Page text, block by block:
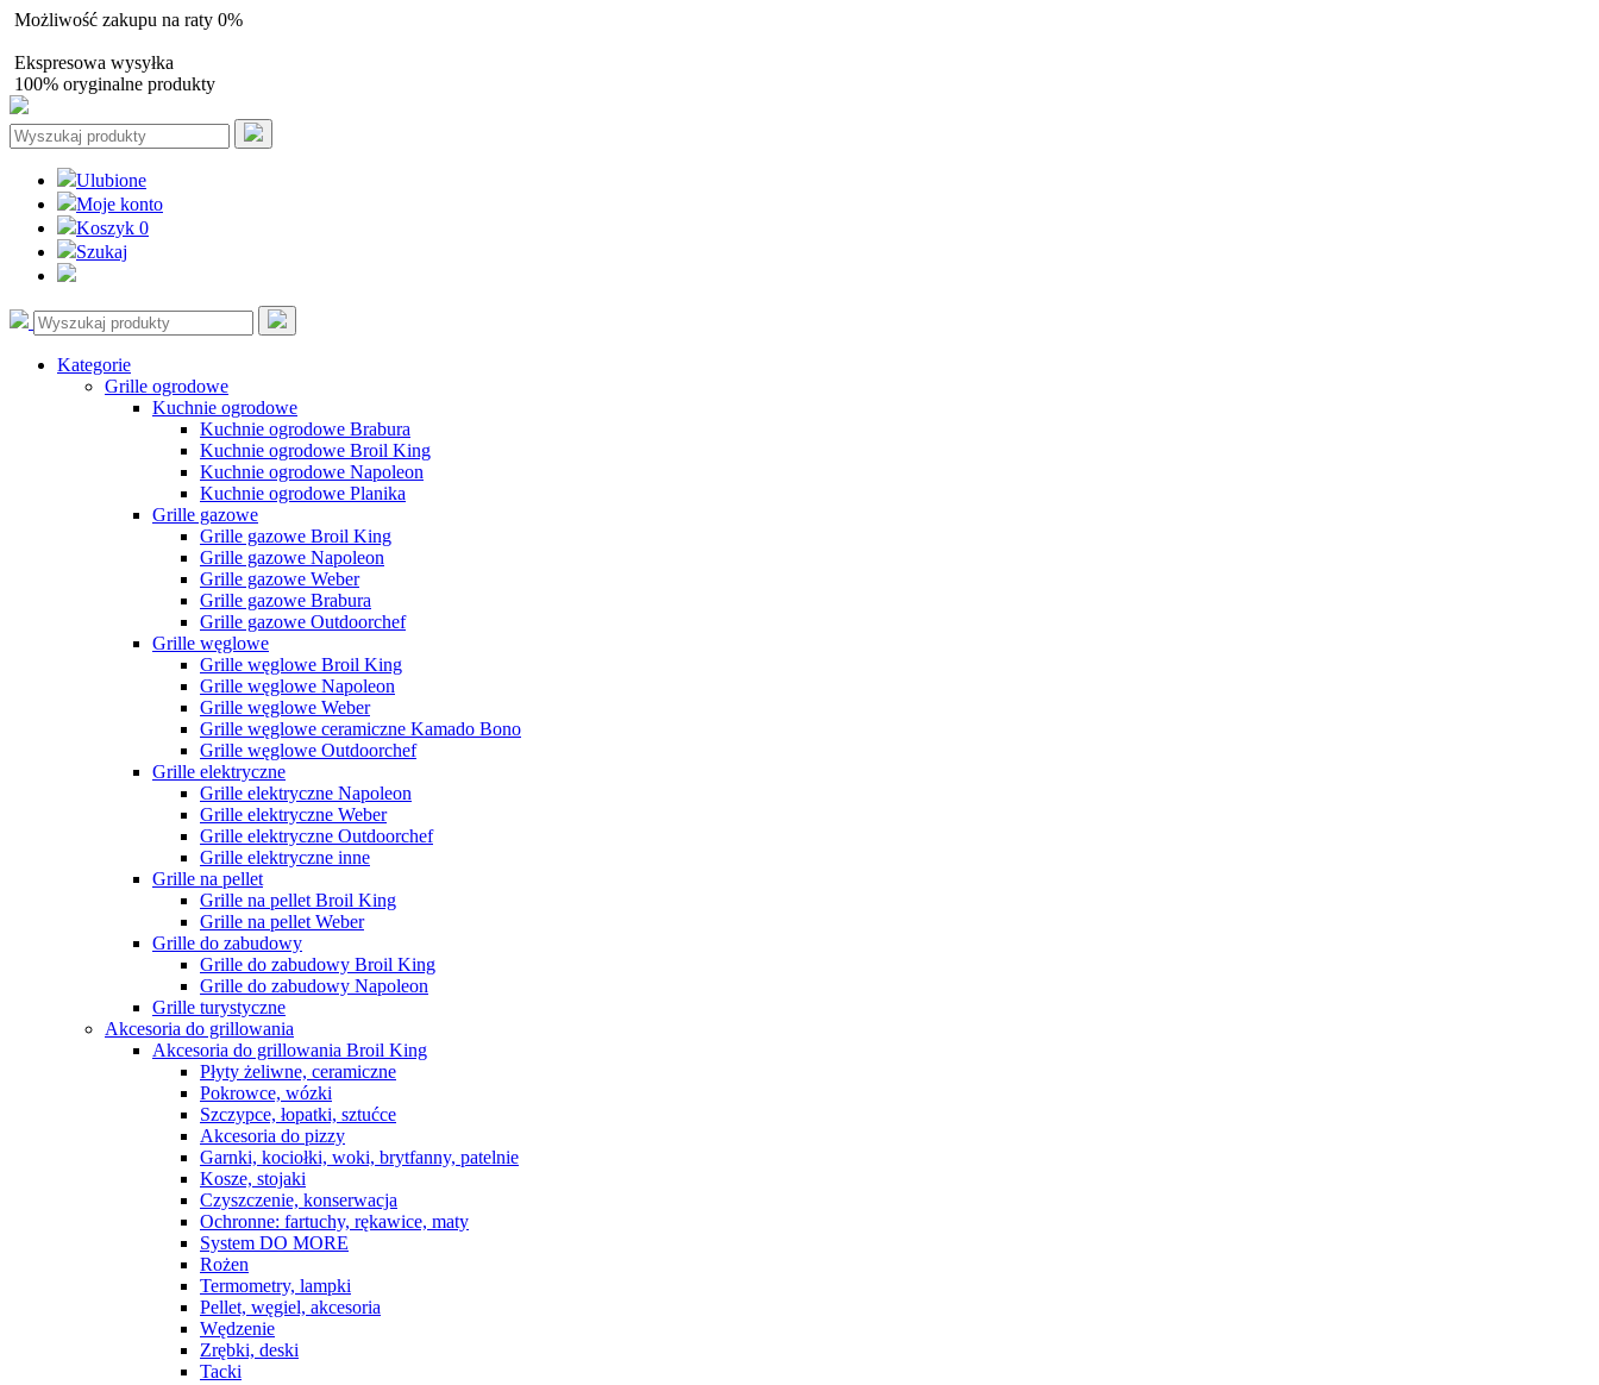
Możliwość zakupu na raty 0%
Ekspresowa wysyłka
100% oryginalne produkty
Ulubione
Moje konto
Koszyk 0
Szukaj
Kategorie
Grille ogrodowe
Kuchnie ogrodowe
Kuchnie ogrodowe Brabura
Kuchnie ogrodowe Broil King
Kuchnie ogrodowe Napoleon
Kuchnie ogrodowe Planika
Grille gazowe
Grille gazowe Broil King
Grille gazowe Napoleon
Grille gazowe Weber
Grille gazowe Brabura
Grille gazowe Outdoorchef
Grille węglowe
Grille węglowe Broil King
Grille węglowe Napoleon
Grille węglowe Weber
Grille węglowe ceramiczne Kamado Bono
Grille węglowe Outdoorchef
Grille elektryczne
Grille elektryczne Napoleon
Grille elektryczne Weber
Grille elektryczne Outdoorchef
Grille elektryczne inne
Grille na pellet
Grille na pellet Broil King
Grille na pellet Weber
Grille do zabudowy
Grille do zabudowy Broil King
Grille do zabudowy Napoleon
Grille turystyczne
Akcesoria do grillowania
Akcesoria do grillowania Broil King
Płyty żeliwne, ceramiczne
Pokrowce, wózki
Szczypce, łopatki, sztućce
Akcesoria do pizzy
Garnki, kociołki, woki, brytfanny, patelnie
Kosze, stojaki
Czyszczenie, konserwacja
Ochronne: fartuchy, rękawice, maty
System DO MORE
Rożen
Termometry, lampki
Pellet, węgiel, akcesoria
Wędzenie
Zrębki, deski
Tacki